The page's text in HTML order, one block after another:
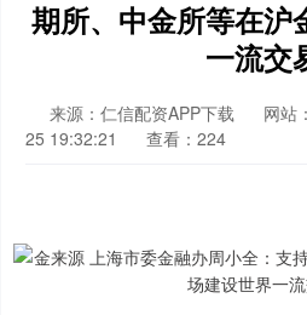
期所、中金所等在沪
一流交
来源：仁信配资APP下载 网站
25 19:32:21
查看：224